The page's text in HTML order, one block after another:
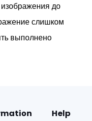
до
слишком
выполнено
Help